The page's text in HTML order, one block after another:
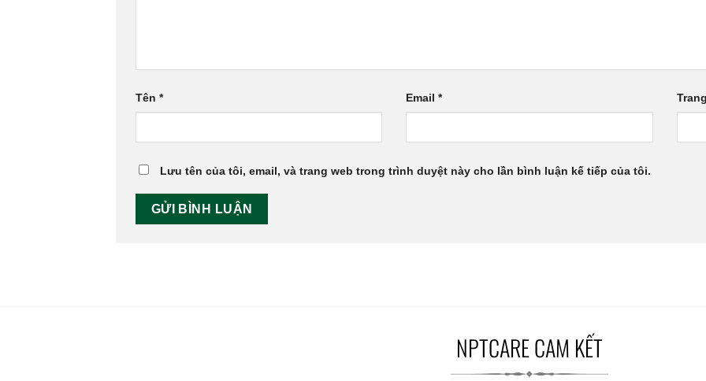
Tên * Email*
Lưu tên của tôi, email, và trang web trong trình duyệt này cho lần bình luận kế tiếp của tôi.
NPTCARE CAM KẾT